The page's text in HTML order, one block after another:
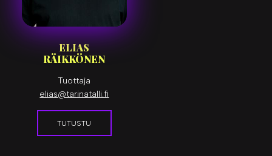
ELIAS
RÄIKKÖNEN
Tuottaja
elias@tarinatalli.fi
TUTUSTU